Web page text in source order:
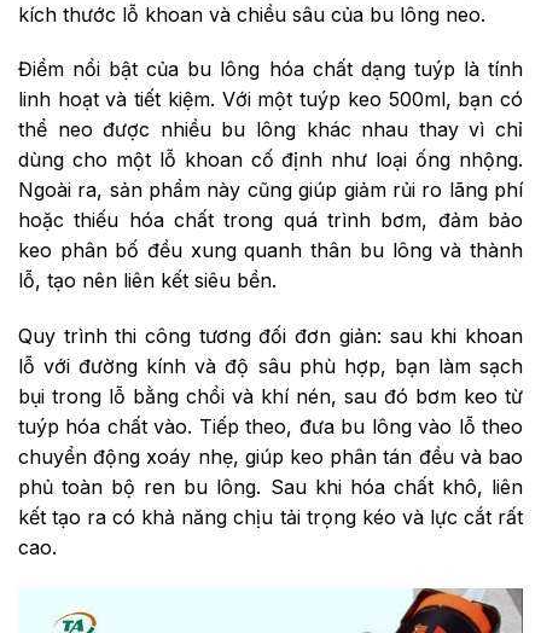
kích thước lỗ khoan và chiều sâu của bu lông neo.
Điểm nổi bật của bu lông hóa chất dạng tuýp là tính
linh hoạt và tiết kiệm. Với một tuýp keo 500ml, bạn có
thể neo được nhiều bu lông khác nhau thay vì chỉ
dùng cho một lỗ khoan cố định như loại ống nhộng.
Ngoài ra, sản phẩm này cũng giúp giảm rủi ro lãng phí
hoặc thiếu hóa chất trong quá trình bơm, đảm bảo
keo phân bố đều xung quanh thân bu lông và thành
lỗ, tạo nên liên kết siêu bền.
Quy trình thi công tương đối đơn giản: sau khi khoan
lỗ với đường kính và độ sâu phù hợp, bạn làm sạch
bụi trong lỗ bằng chổi và khí nén, sau đó bơm keo từ
tuýp hóa chất vào. Tiếp theo, đưa bu lông vào lỗ theo
chuyển động xoáy nhẹ, giúp keo phân tán đều và bao
phủ toàn bộ ren bu lông. Sau khi hóa chất khô, liên
kết tạo ra có khả năng chịu tải trọng kéo và lực cắt rất
cao.